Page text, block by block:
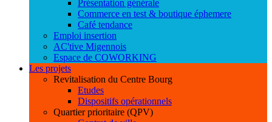
Présentation générale
Commerce en test & boutique éphemere
Café tendance
Emploi insertion
AC'tive Migennois
Espace de COWORKING
Les projets
Revitalisation du Centre Bourg
Etudes
Dispositifs opérationnels
Quartier prioritaire (QPV)